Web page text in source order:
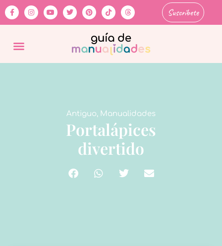
Suscríbete
Antiguo, Manualidades
Portalápices
divertido